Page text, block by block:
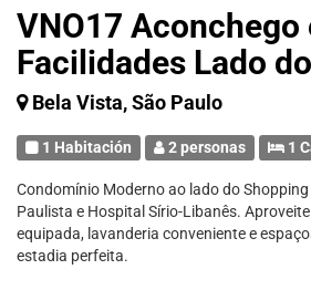
VNO17 Aconchego
Facilidades Lado
Bela Vista, São Paulo
1 Habitación 2 personas 1
Condomínio Moderno ao lado do Shopping
Paulista e Hospital Sírio-Libanês.
equipada, lavanderia conveniente e
estadia perfeita.